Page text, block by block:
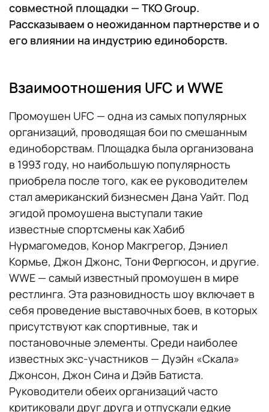
совместной площадки — TKO Group.
Рассказываем о неожиданном партнерстве и о
его влиянии на индустрию единоборств.
Взаимоотношения UFC и WWE
Промоушен UFC — одна из самых популярных
организаций, проводящая бои по смешанным
единоборствам. Площадка была организована
в 1993 году, но наибольшую популярность
приобрела после того, как ее руководителем
стал американский бизнесмен Дана Уайт. Под
эгидой промоушена выступали такие
известные спортсмены как Хабиб
Нурмагомедов, Конор Макгрегор, Дэниел
Кормье, Джон Джонс, Тони Фергюсон, и другие.
WWE — самый известный промоушен в мире
рестлинга. Эта разновидность шоу включает в
себя проведение выставочных боев, в которых
присутствуют как спортивные, так и
постановочные элементы. Среди наиболее
известных экс-участников — Дуэйн «Скала»
Джонсон, Джон Сина и Дэйв Батиста.
Руководители обеих организаций часто
критиковали друг друга и отпускали едкие